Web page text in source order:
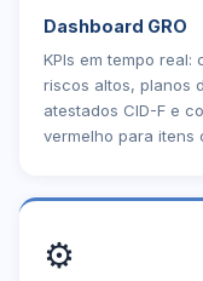
Dashboard GRO
KPIs em tempo
riscos altos, planos
atestados CID-F e
vermelho para itens
⚙️